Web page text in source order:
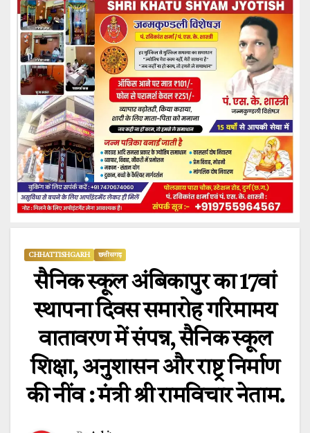
CHHATTISHGARH छत्तीसगढ़
सैनिक स्कूल अंबिकापुर का 17वां
स्थापना दिवस समारोह गरिमामय
वातावरण में संपन्न, सैनिक स्कूल
शिक्षा, अनुशासन और राष्ट्र निर्माण
की नींव : मंत्री श्री रामविचार नेताम.